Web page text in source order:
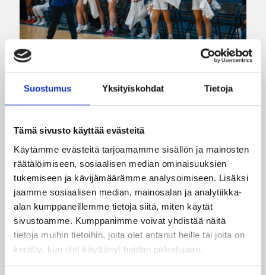
Suostumus Yksityiskohdat Tietoja
Tämä sivusto käyttää evästeitä
Käytämme evästeitä tarjoamamme sisällön ja mainosten
räätälöimiseen, sosiaalisen median ominaisuuksien
tukemiseen ja kävijämäärämme analysoimiseen. Lisäksi
jaamme sosiaalisen median, mainosalan ja analytiikka-
alan kumppaneillemme tietoja siitä, miten käytät
sivustoamme. Kumppanimme voivat yhdistää näitä
tietoja muihin tietoihin, joita olet antanut heille tai joita on
kerätty, kun olet käyttänyt heidän palvelujaan.
Maaottelu 06.08.2026 21:44
Susiladiesin puolustus rautaa
Tukholmassa –
harvinaislaatuinen voitto
Liettuasta
Susiladies nappasi harvinaislaatuisen voiton
Liettuasta Tukholmassa pelatussa maaottelussa.
Susiladies voitti vakuuttavasti Liettuan 81-70
(48-36) Elina Aarnisalon 22 pisteen
johdattamana. Suomi pelaa Tukholmassa vielä
toisen ottelun, kun huomenna vastaan tulee